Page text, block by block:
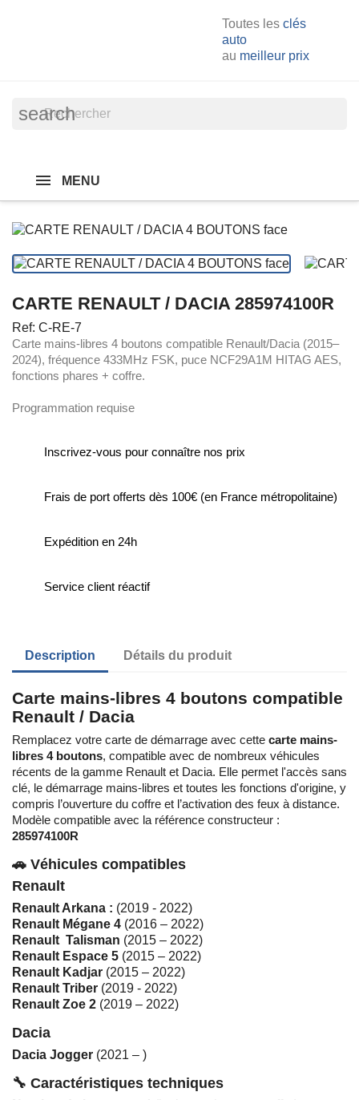
Toutes les clés
auto
au meilleur prix
search
MENU
CARTE RENAULT / DACIA 285974100R
Ref: C-RE-7
Carte mains-libres 4 boutons compatible Renault/Dacia (2015–
2024), fréquence 433MHz FSK, puce NCF29A1M HITAG AES,
fonctions phares + coffre.
Programmation requise
Inscrivez-vous pour connaître nos prix
Frais de port offerts dès 100€ (en France métropolitaine)
Expédition en 24h
Service client réactif
Description Détails du produit
Carte mains-libres 4 boutons compatible
Renault / Dacia
Remplacez votre carte de démarrage avec cette carte mains-
libres 4 boutons, compatible avec de nombreux véhicules
récents de la gamme Renault et Dacia. Elle permet l'accès sans
clé, le démarrage mains-libres et toutes les fonctions d'origine, y
compris l’ouverture du coffre et l’activation des feux à distance.
Modèle compatible avec la référence constructeur :
285974100R
🚗 Véhicules compatibles
Renault
Renault Arkana : (2019 - 2022)
Renault Mégane 4 (2016 – 2022)
Renault Talisman (2015 – 2022)
Renault Espace 5 (2015 – 2022)
Renault Kadjar (2015 – 2022)
Renault Triber (2019 - 2022)
Renault Zoe 2 (2019 – 2022)
Dacia
Dacia Jogger (2021 – )
🔧 Caractéristiques techniques